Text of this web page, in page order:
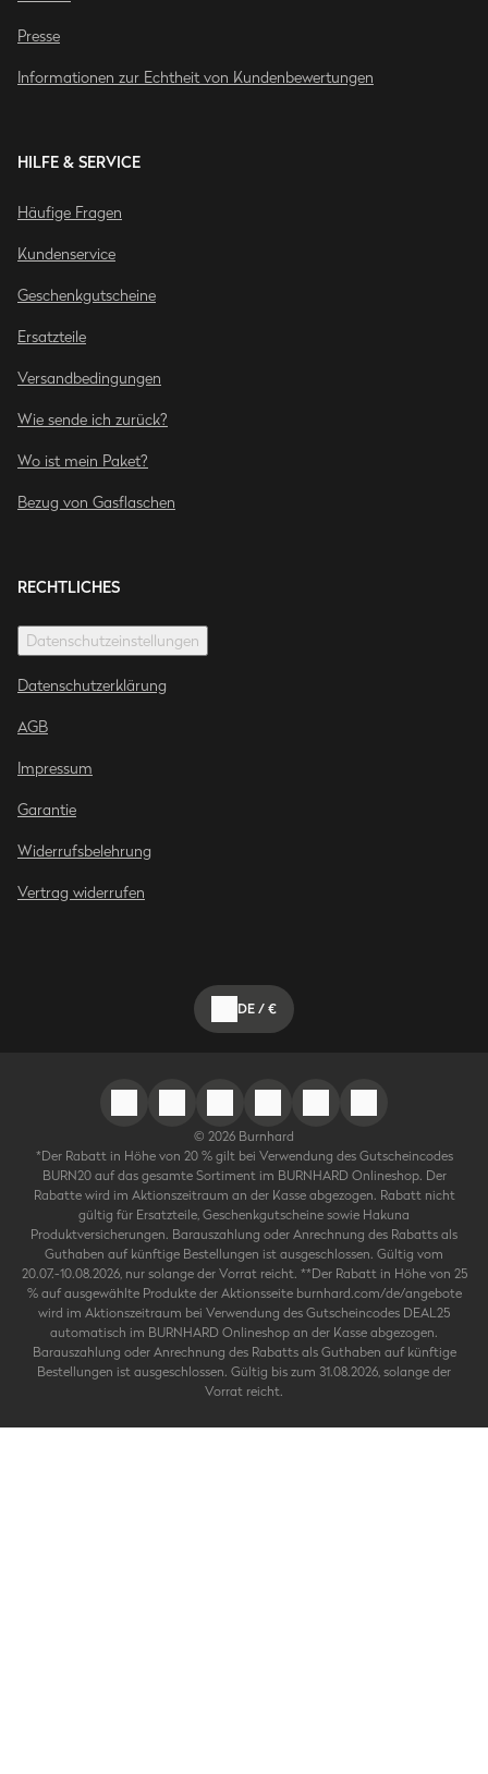
Presse
Informationen zur Echtheit von Kundenbewertungen
HILFE & SERVICE
Häufige Fragen
Kundenservice
Geschenkgutscheine
Ersatzteile
Versandbedingungen
Wie sende ich zurück?
Wo ist mein Paket?
Bezug von Gasflaschen
RECHTLICHES
Datenschutzeinstellungen
Datenschutzerklärung
AGB
Impressum
Garantie
Widerrufsbelehrung
Vertrag widerrufen
DE/€
© 2026 Burnhard
*Der Rabatt in Höhe von 20 % gilt bei Verwendung des Gutscheincodes
BURN20 auf das gesamte Sortiment im BURNHARD Onlineshop. Der
Rabatte wird im Aktionszeitraum an der Kasse abgezogen. Rabatt nicht
gültig für Ersatzteile, Geschenkgutscheine sowie Hakuna
Produktversicherungen. Barauszahlung oder Anrechnung des Rabatts als
Guthaben auf künftige Bestellungen ist ausgeschlossen. Gültig vom
20.07.-10.08.2026, nur solange der Vorrat reicht. **Der Rabatt in Höhe von 25
% auf ausgewählte Produkte der Aktionsseite burnhard.com/de/angebote
wird im Aktionszeitraum bei Verwendung des Gutscheincodes DEAL25
automatisch im BURNHARD Onlineshop an der Kasse abgezogen.
Barauszahlung oder Anrechnung des Rabatts als Guthaben auf künftige
Bestellungen ist ausgeschlossen. Gültig bis zum 31.08.2026, solange der
Vorrat reicht.